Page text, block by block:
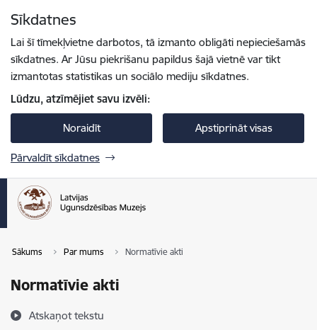
Sīkdatnes
Lai šī tīmekļvietne darbotos, tā izmanto obligāti nepieciešamās
sīkdatnes. Ar Jūsu piekrišanu papildus šajā vietnē var tikt
izmantotas statistikas un sociālo mediju sīkdatnes.
Lūdzu, atzīmējiet savu izvēli:
Noraidīt Apstiprināt visas
Pārvaldīt sīkdatnes
Sākums Par mums Normatīvie akti
Normatīvie akti
Atskaņot tekstu